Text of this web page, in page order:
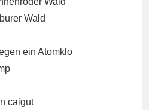
Wald
ein Atomklo
caigut